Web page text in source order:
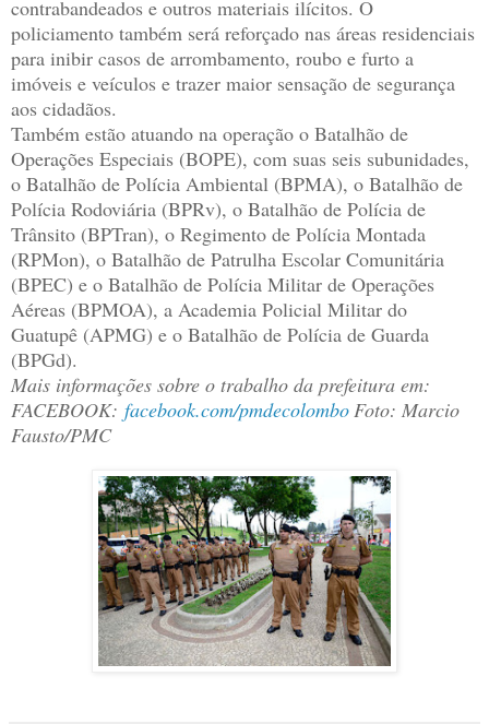
contrabandeados e outros materiais ilícitos. O
policiamento também será reforçado nas áreas residenciais
para inibir casos de arrombamento, roubo e furto a
imóveis e veículos e trazer maior sensação de segurança
aos cidadãos.
Também estão atuando na operação o Batalhão de
Operações Especiais (BOPE), com suas seis subunidades,
o Batalhão de Polícia Ambiental (BPMA), o Batalhão de
Polícia Rodoviária (BPRv), o Batalhão de Polícia de
Trânsito (BPTran), o Regimento de Polícia Montada
(RPMon), o Batalhão de Patrulha Escolar Comunitária
(BPEC) e o Batalhão de Polícia Militar de Operações
Aéreas (BPMOA), a Academia Policial Militar do
Guatupê (APMG) e o Batalhão de Polícia de Guarda
(BPGd).
Mais informações sobre o trabalho da prefeitura em:
FACEBOOK: facebook.com/pmdecolomboFoto: Marcio
Fausto/PMC